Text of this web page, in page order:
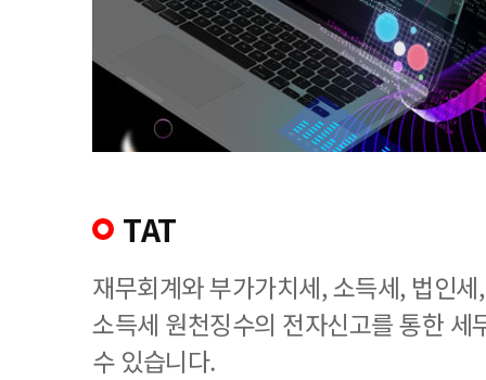
TAT
재무회계와 부가가치세, 소득세, 법인
소득세 원천징수의 전자신고를 통한 세
수 있습니다.